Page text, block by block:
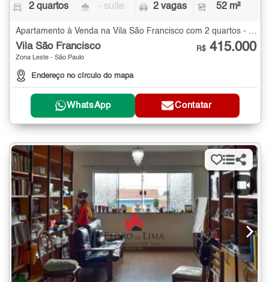
2 quartos - suíte 2 vagas 52 m²
Apartamento à Venda na Vila São Francisco com 2 quartos - 52 m²
Vila São Francisco
Zona Leste - São Paulo
Endereço no círculo do mapa
R$ 415.000
WhatsApp Contatar